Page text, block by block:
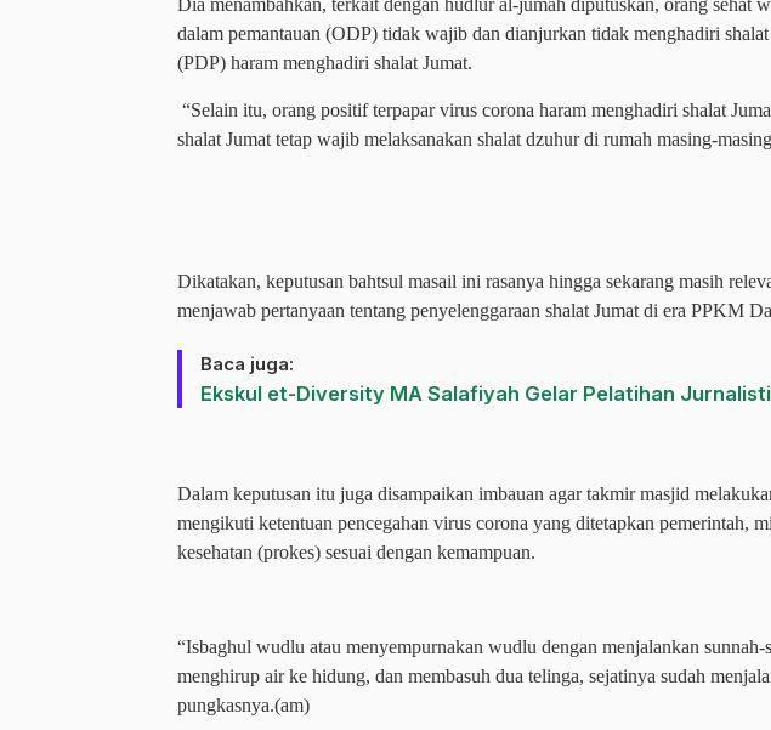
Dia menambahkan, terkait dengan hudlur al-jumah diputuskan, orang sehat
dalam pemantauan (ODP) tidak wajib dan dianjurkan tidak menghadiri shalat
(PDP) haram menghadiri shalat Jumat.
“Selain itu, orang positif terpapar virus corona haram menghadiri shalat
shalat Jumat tetap wajib melaksanakan shalat dzuhur di rumah masing-
Dikatakan, keputusan bahtsul masail ini rasanya hingga sekarang masih
menjawab pertanyaan tentang penyelenggaraan shalat Jumat di era PPKM
Baca juga:
Ekskul et-Diversity MA Salafiyah Gelar Pelatihan
Dalam keputusan itu juga disampaikan imbauan agar takmir masjid
mengikuti ketentuan pencegahan virus corona yang ditetapkan pemerintah,
kesehatan (prokes) sesuai dengan kemampuan.
“Isbaghul wudlu atau menyempurnakan wudlu dengan menjalankan sunnah-
menghirup air ke hidung, dan membasuh dua telinga, sejatinya sudah
pungkasnya.(am)